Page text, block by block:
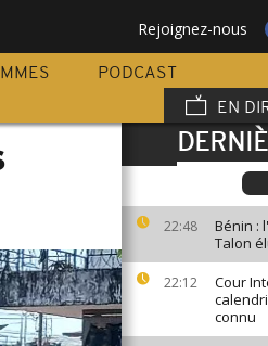
Rejoignez-nous
PODCAST
EN
22:48
Bénin :
Talon
22:12
Cour
connu